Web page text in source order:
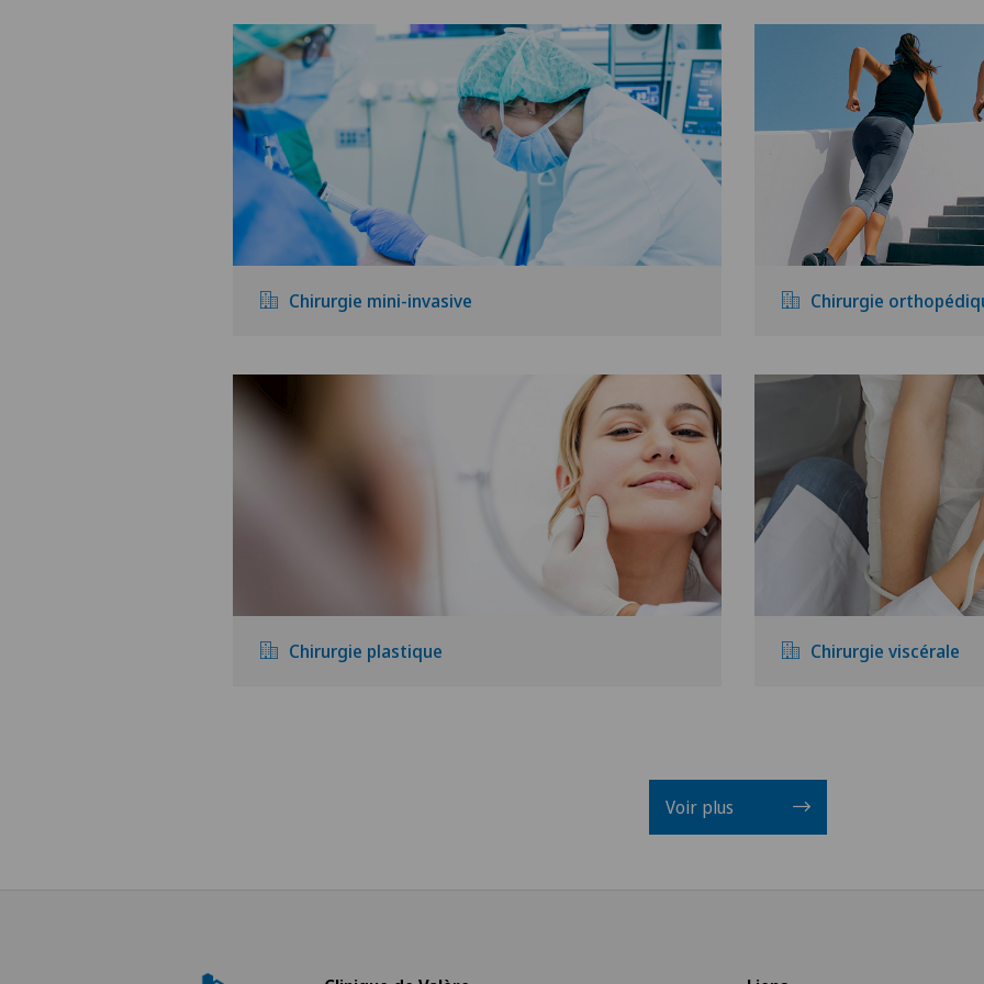
Chirurgie mini-invasive Chirurgie
Chirurgie plastique Chirurgie viscérale
Voir plus